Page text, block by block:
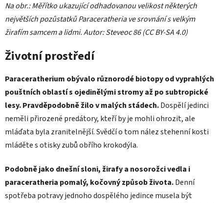
Na obr.: Měřítko ukazující odhadovanou velikost některých
největších pozůstatků Paraceratheria ve srovnání s velkým
žirafím samcem a lidmi. Autor: Steveoc 86 (CC BY-SA 4.0)
Životní prostředí
Paraceratherium obývalo různorodé biotopy od vyprahlých
pouštních oblastí s ojedinělými stromy až po subtropické
lesy. Pravděpodobně žilo v malých stádech.Dospělí jedinci
neměli přirozené predátory, kteří by je mohli ohrozit, ale
mláďata byla zranitelnější. Svědčí o tom nález stehenní kosti
mláděte s otisky zubů obřího krokodýla.
Podobně jako dnešní sloni, žirafy a nosorožci vedla i
paraceratheria pomalý, kočovný způsob života.Denní
spotřeba potravy jednoho dospělého jedince musela být